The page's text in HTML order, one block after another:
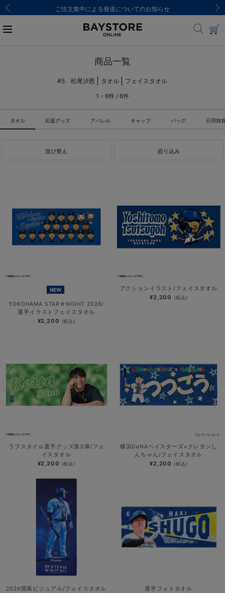
ご注文集中による発送についてのお知らせ
商品一覧
#5 松尾汐恩 タオル
フェイスタオル
1 - 6件 / 6件
タオル 応援グッズ アパレル キャップ バッグ 日用雑
並び替え 絞り込み
NEW
YOKOHAMA STAR☆NIGHT 2026/
選手イラストフェイスタオル
¥2,200 (税込)
アクションイラスト/フェイスタオル
¥2,200 (税込)
ラフスタイル選手グッズ第3弾/フェ
イスタオル
¥2,200 (税込)
横浜DeNAベイスターズ×クレヨンし
んちゃん/フェイスタオル
¥2,200 (税込)
2026開幕ビジュアル/フェイスタオル 選手フォトタオル